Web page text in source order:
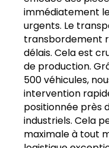
immédiatement
urgents. Le
transbordement
délais. Cela est
de production.
500 véhicules,
intervention
positionnée près
industriels. Cela
maximale à tout